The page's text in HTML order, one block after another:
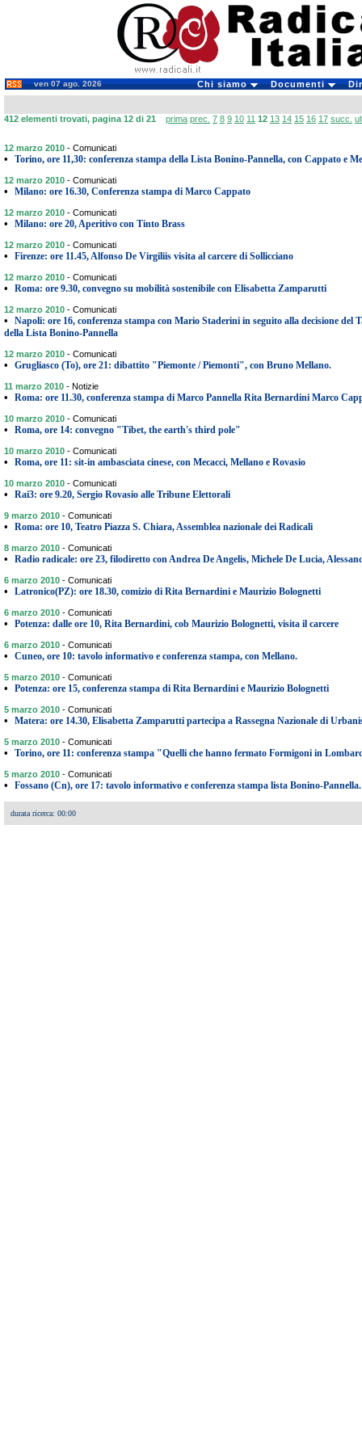
ven 07 ago. 2026 Chi siamo Documenti
412 elementi trovati, pagina 12 di 21 prima prec. 7 8 9 10 11 12 13 14 15 16 17 succ.
12 marzo 2010 - Comunicati
• Torino, ore 11,30: conferenza stampa della Lista Bonino-Pannella, con Cappato e
12 marzo 2010 - Comunicati
• Milano: ore 16.30, Conferenza stampa di Marco Cappato
12 marzo 2010 - Comunicati
• Milano: ore 20, Aperitivo con Tinto Brass
12 marzo 2010 - Comunicati
• Firenze: ore 11.45, Alfonso De Virgiliis visita al carcere di Sollicciano
12 marzo 2010 - Comunicati
• Roma: ore 9.30, convegno su mobilità sostenibile con Elisabetta Zamparutti
12 marzo 2010 - Comunicati
•
Napoli: ore 16, conferenza stampa con Mario Staderini in seguito alla decisione del
della Lista Bonino-Pannella
12 marzo 2010 - Comunicati
• Grugliasco (To), ore 21: dibattito "Piemonte / Piemonti", con Bruno Mellano.
11 marzo 2010 - Notizie
• Roma: ore 11.30, conferenza stampa di Marco Pannella Rita Bernardini Marco
10 marzo 2010 - Comunicati
• Roma, ore 14: convegno "Tibet, the earth's third pole"
10 marzo 2010 - Comunicati
• Roma, ore 11: sit-in ambasciata cinese, con Mecacci, Mellano e Rovasio
10 marzo 2010 - Comunicati
• Rai3: ore 9.20, Sergio Rovasio alle Tribune Elettorali
9 marzo 2010 - Comunicati
• Roma: ore 10, Teatro Piazza S. Chiara, Assemblea nazionale dei Radicali
8 marzo 2010 - Comunicati
• Radio radicale: ore 23, filodiretto con Andrea De Angelis, Michele De Lucia,
6 marzo 2010 - Comunicati
• Latronico(PZ): ore 18.30, comizio di Rita Bernardini e Maurizio Bolognetti
6 marzo 2010 - Comunicati
• Potenza: dalle ore 10, Rita Bernardini, cob Maurizio Bolognetti, visita il carcere
6 marzo 2010 - Comunicati
• Cuneo, ore 10: tavolo informativo e conferenza stampa, con Mellano.
5 marzo 2010 - Comunicati
• Potenza: ore 15, conferenza stampa di Rita Bernardini e Maurizio Bolognetti
5 marzo 2010 - Comunicati
• Matera: ore 14.30, Elisabetta Zamparutti partecipa a Rassegna Nazionale di
5 marzo 2010 - Comunicati
• Torino, ore 11: conferenza stampa "Quelli che hanno fermato Formigoni in
5 marzo 2010 - Comunicati
• Fossano (Cn), ore 17: tavolo informativo e conferenza stampa lista Bonino-Pannella.
durata ricerca: 00:00